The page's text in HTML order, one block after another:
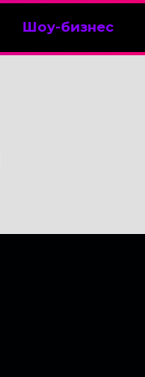
Шоу-бизнес